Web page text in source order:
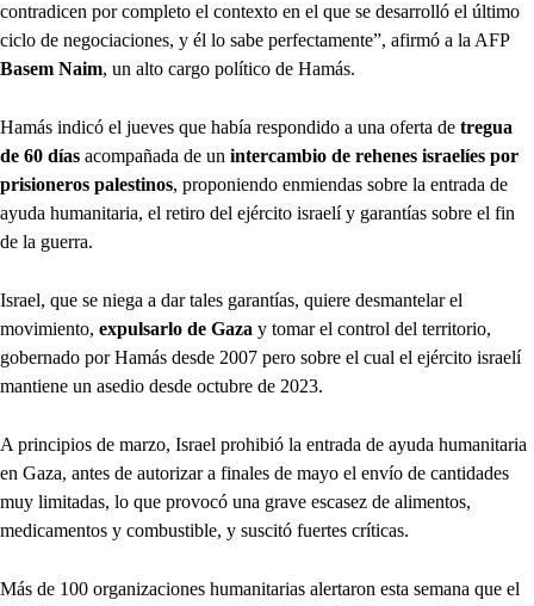
contradicen por completo el contexto en el que se desarrolló el último
ciclo de negociaciones, y él lo sabe perfectamente”, afirmó a la AFP
Basem Naim, un alto cargo político de Hamás.
Hamás indicó el jueves que había respondido a una oferta de tregua
de 60 días acompañada de un intercambio de rehenes israelíes por
prisioneros palestinos, proponiendo enmiendas sobre la entrada de
ayuda humanitaria, el retiro del ejército israelí y garantías sobre el fin
de la guerra.
Israel, que se niega a dar tales garantías, quiere desmantelar el
movimiento, expulsarlo de Gaza y tomar el control del territorio,
gobernado por Hamás desde 2007 pero sobre el cual el ejército israelí
mantiene un asedio desde octubre de 2023.
A principios de marzo, Israel prohibió la entrada de ayuda humanitaria
en Gaza, antes de autorizar a finales de mayo el envío de cantidades
muy limitadas, lo que provocó una grave escasez de alimentos,
medicamentos y combustible, y suscitó fuertes críticas.
Más de 100 organizaciones humanitarias alertaron esta semana que el